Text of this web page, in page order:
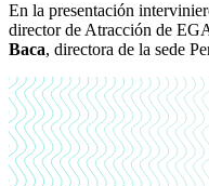
En la presentación
director de Atracción de
Baca, directora de la sede